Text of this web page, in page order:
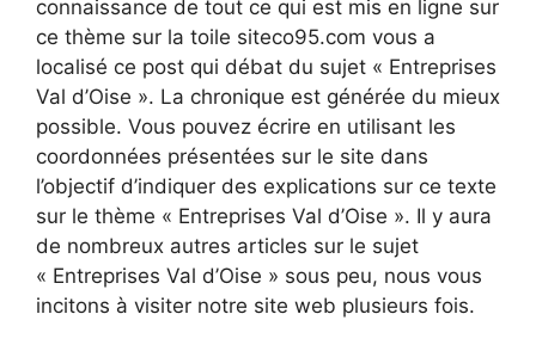
connaissance de tout ce qui est mis en ligne sur
ce thème sur la toile siteco95.com vous a
localisé ce post qui débat du sujet « Entreprises
Val d’Oise ». La chronique est générée du mieux
possible. Vous pouvez écrire en utilisant les
coordonnées présentées sur le site dans
l’objectif d’indiquer des explications sur ce texte
sur le thème « Entreprises Val d’Oise ». Il y aura
de nombreux autres articles sur le sujet
« Entreprises Val d’Oise » sous peu, nous vous
incitons à visiter notre site web plusieurs fois.